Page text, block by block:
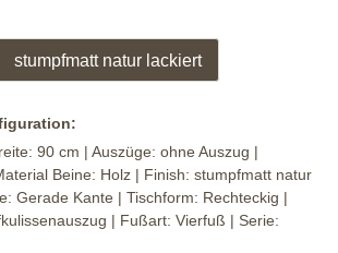
stumpfmatt natur lackiert
90 cm | Auszüge: ohne Auszug |
Beine: Holz | Finish: stumpfmatt natur
Gerade Kante | Tischform: Rechteckig |
| Fußart: Vierfuß | Serie: